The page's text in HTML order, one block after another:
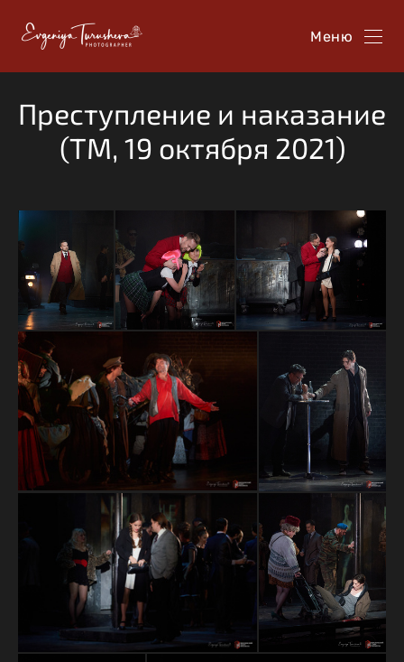
Меню
Преступление и наказание
(ТМ, 19 октября 2021)